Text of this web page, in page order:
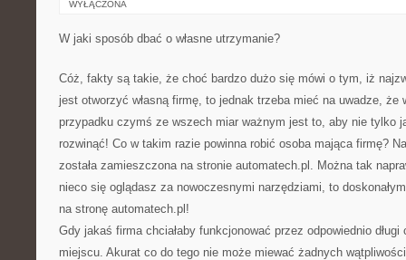
WYŁĄCZONA
W jaki sposób dbać o własne utrzymanie?
Cóż, fakty są takie, że choć bardzo dużo się mówi o tym, iż
jest otworzyć własną firmę, to jednak trzeba mieć na uwadze, że
przypadku czymś ze wszech miar ważnym jest to, aby nie tylko
rozwinąć! Co w takim razie powinna robić osoba mająca firmę?
została zamieszczona na stronie automatech.pl. Można tak
nieco się oglądasz za nowoczesnymi narzędziami, to
na stronę automatech.pl!
Gdy jakaś firma chciałaby funkcjonować przez odpowiednio
miejscu. Akurat co do tego nie może miewać żadnych